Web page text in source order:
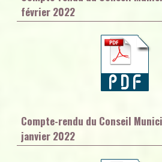
février 2022
Compte-rendu du Conseil
janvier 2022